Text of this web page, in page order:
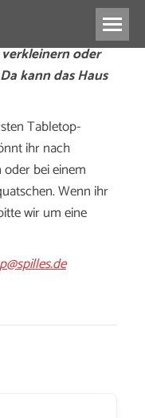
oder
kann das Haus
Tabletop-
ihr nach
bei einem
Wenn ihr
wir um eine